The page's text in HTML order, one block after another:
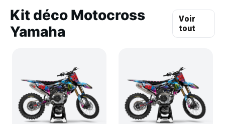
Kit déco Motocross
Yamaha
Voir
tout